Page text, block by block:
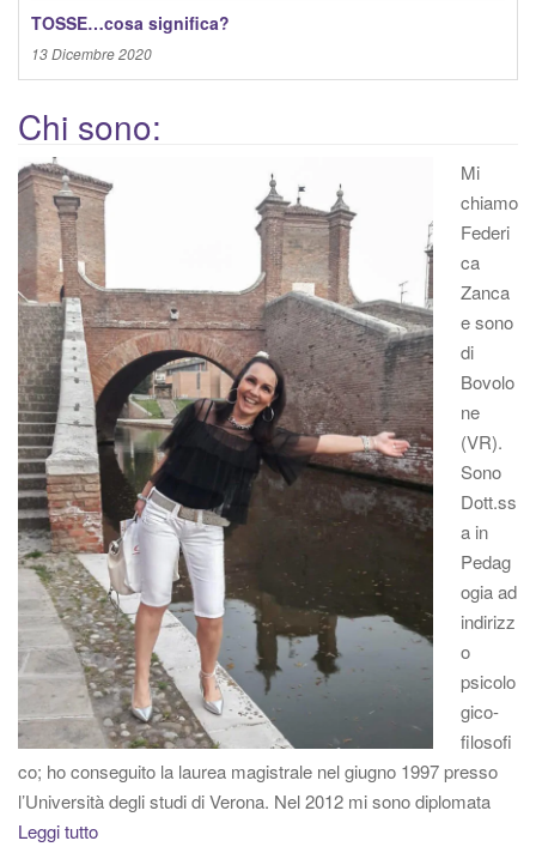
TOSSE…cosa significa?
13 Dicembre 2020
Chi sono:
Mi
chiamo
Federi
ca
Zanca
e sono
di
Bovolo
ne
(VR).
Sono
Dott.ss
a in
Pedag
ogia ad
indirizz
o
psicolo
gico-
filosofi
co; ho conseguito la laurea magistrale nel giugno 1997 presso
l’Università degli studi di Verona. Nel 2012 mi sono diplomata
Leggi tutto